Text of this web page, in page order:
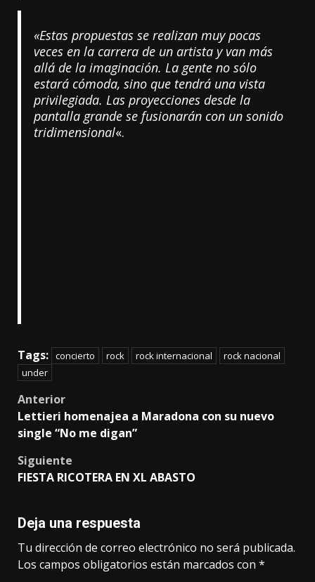
«Estas propuestas se realizan muy pocas
veces en la carrera de un artista y van más
allá de la imaginación. La gente no sólo
estará cómoda, sino que tendrá una vista
privilegiada. Las proyecciones desde la
pantalla grande se fusionarán con un sonido
tridimensional«.
Tags: concierto rock rock internacional
rock nacional
under
Post
navigation
Anterior
Lettieri homenajea a Maradona con su nuevo
single “No me digan”
Siguiente
FIESTA RICOTERA EN XL ABASTO
Deja una respuesta
Tu dirección de correo electrónico no será publicada.
Los campos obligatorios están marcados con *